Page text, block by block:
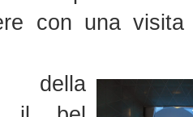
con una
della